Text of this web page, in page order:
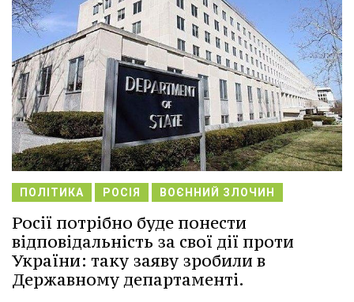
ПОЛІТИКА РОСІЯ ВОЄННИЙ ЗЛОЧИН
Росії потрібно буде понести
відповідальність за свої дії проти
України: таку заяву зробили в
Державному департаменті.